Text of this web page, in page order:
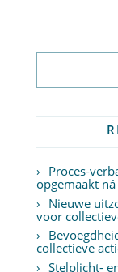
Proces-
opgemaakt
Nieuwe
voor
collectieve
Stelplicht-